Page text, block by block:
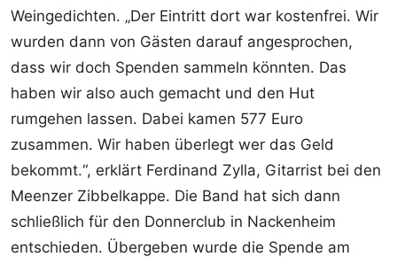
Weingedichten. „Der Eintritt dort war kostenfrei. Wir
wurden dann von Gästen darauf angesprochen,
dass wir doch Spenden sammeln könnten. Das
haben wir also auch gemacht und den Hut
rumgehen lassen. Dabei kamen 577 Euro
zusammen. Wir haben überlegt wer das Geld
bekommt.“, erklärt Ferdinand Zylla, Gitarrist bei den
Meenzer Zibbelkappe. Die Band hat sich dann
schließlich für den Donnerclub in Nackenheim
entschieden. Übergeben wurde die Spende am